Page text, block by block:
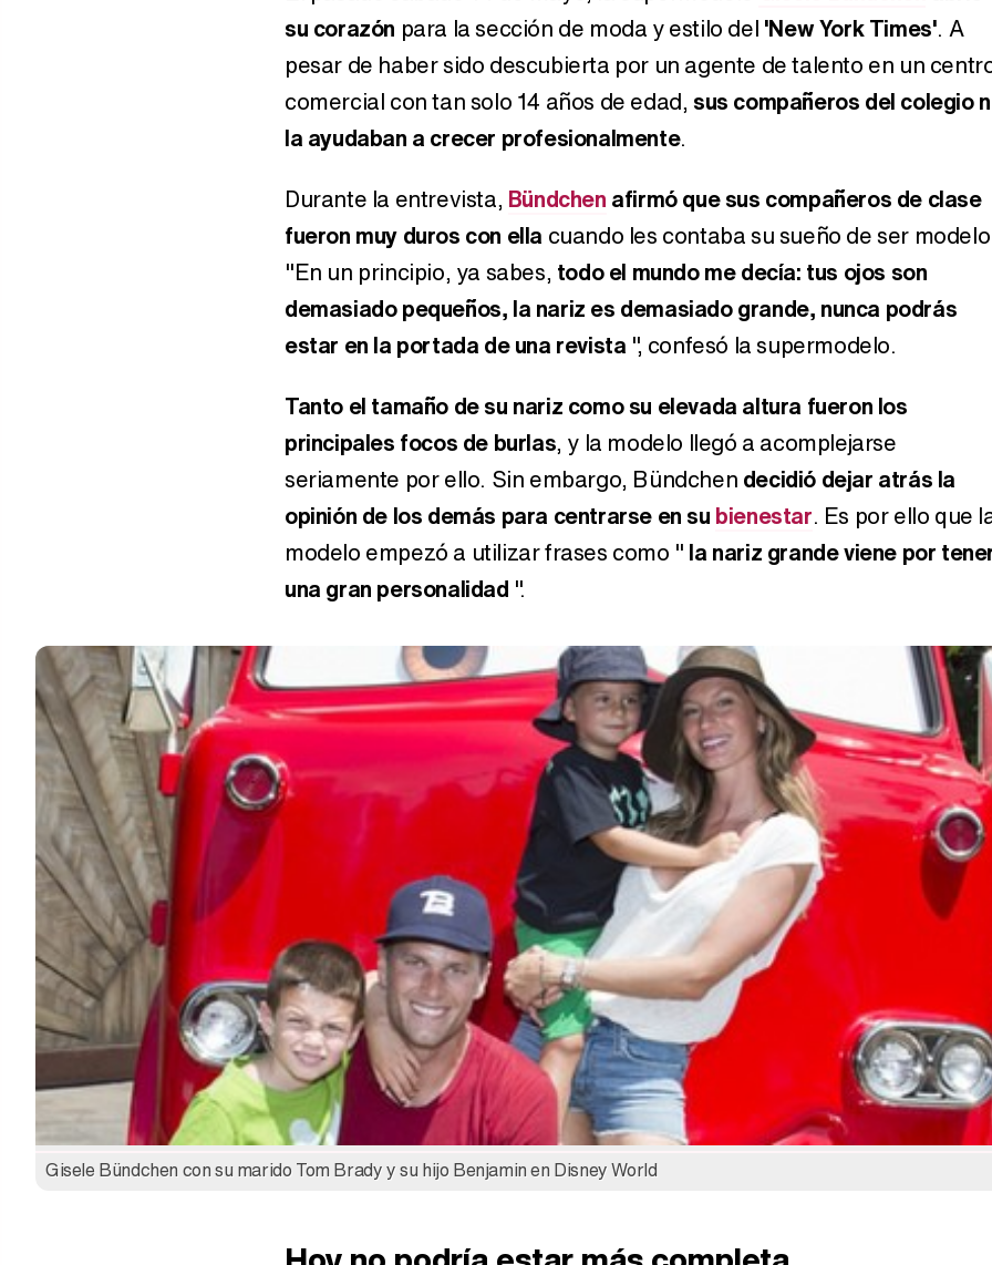
su corazón para la sección de moda y estilo del 'New York Times'. A
pesar de haber sido descubierta por un agente de talento en un
comercial con tan solo 14 años de edad,sus compañeros del colegio
la ayudaban a crecer profesionalmente.
Durante la entrevista, Bündchen afirmó que sus compañeros de clase
fueron muy duros con ella cuando les contaba su sueño de ser
"En un principio, ya sabes, todo el mundo me decía: tus ojos son
demasiado pequeños, la nariz es demasiado grande, nunca podrás
estar en la portada de una revista ", confesó la supermodelo.
Tanto el tamaño de su nariz como su elevada altura fueron los
principales focos de burlas, y la modelo llegó a acomplejarse
seriamente por ello. Sin embargo, Bündchen decidió dejar atrás la
opinión de los demás para centrarse en su bienestar. Es por ello que
modelo empezó a utilizar frases como " la nariz grande viene por
una gran personalidad ".
Gisele Bündchen con su marido Tom Brady y su hijo Benjamin en Disney World